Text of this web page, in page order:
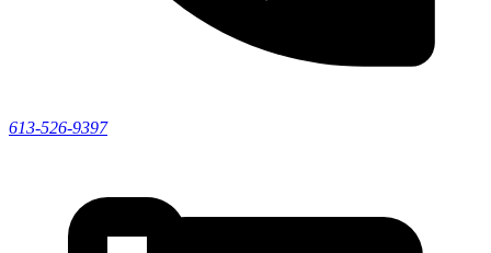
613-526-9397